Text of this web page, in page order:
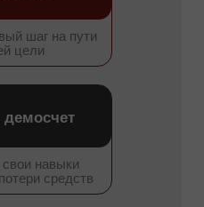
шаг на пути
цели
навыки
средств